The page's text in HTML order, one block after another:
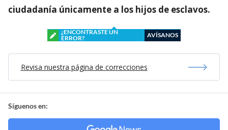
ciudadanía únicamente a los hijos de esclavos.
¿ENCONTRASTE UN
ERROR?
AVÍSANOS
Revisa nuestra página de correcciones
Síguenos en: